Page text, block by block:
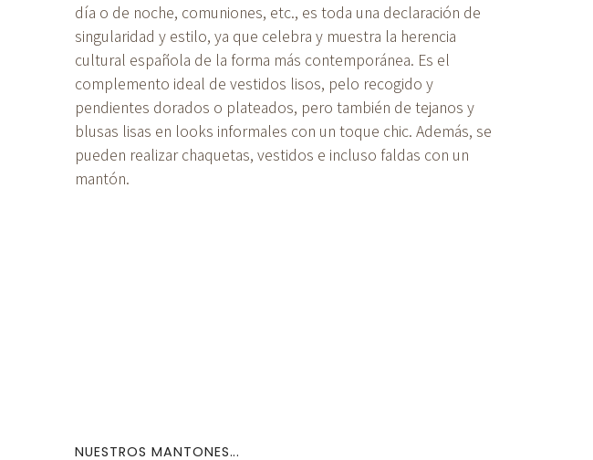
día o de noche, comuniones, etc., es toda una declaración de
singularidad y estilo, ya que celebra y muestra la herencia
cultural española de la forma más contemporánea. Es el
complemento ideal de vestidos lisos, pelo recogido y
pendientes dorados o plateados, pero también de tejanos y
blusas lisas en looks informales con un toque chic. Además, se
pueden realizar chaquetas, vestidos e incluso faldas con un
mantón.
NUESTROS MANTONES...